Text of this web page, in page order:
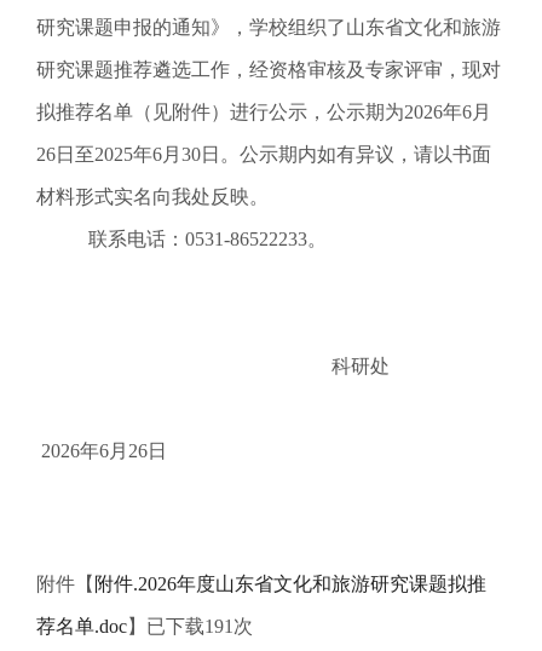
研究课题申报的通知》，学校组织了山东省文化和旅游
研究课题推荐遴选工作，经资格审核及专家评审，现对
拟推荐名单（见附件）进行公示，公示期为2026年6月
26日至2025年6月30日。公示期内如有异议，请以书面
材料形式实名向我处反映。
联系电话：0531-86522233。
科研处
2026年6月26日
附件【 附件.2026年度山东省文化和旅游研究课题拟推
荐名单.doc】已下载191 次